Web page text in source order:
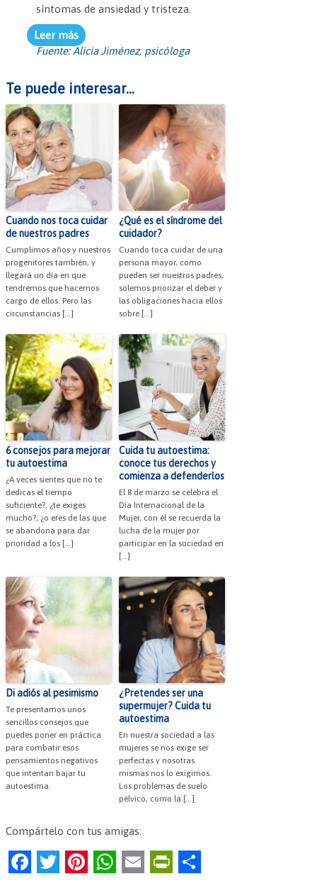
síntomas de ansiedad y tristeza.
Leer más
Fuente: Alicia Jiménez, psicóloga
Te puede interesar...
Cuando nos toca cuidar
de nuestros padres
Cumplimos años y nuestros
progenitores también, y
llegará un día en que
tendremos que hacernos
cargo de ellos. Pero las
circunstancias […]
¿Qué es el síndrome del
cuidador?
Cuando toca cuidar de una
persona mayor, como
pueden ser nuestros padres,
solemos priorizar el deber y
las obligaciones hacia ellos
sobre […]
6 consejos para mejorar
tu autoestima
¿A veces sientes que no te
dedicas el tiempo
suficiente?, ¿te exiges
mucho?, ¿o eres de las que
se abandona para dar
prioridad a los […]
Cuida tu autoestima:
conoce tus derechos y
comienza a defenderlos
El 8 de marzo se celebra el
Día Internacional de la
Mujer, con él se recuerda la
lucha de la mujer por
participar en la sociedad en
[…]
Di adiós al pesimismo
Te presentamos unos
sencillos consejos que
puedes poner en práctica
para combatir esos
pensamientos negativos
que intentan bajar tu
autoestima.
¿Pretendes ser una
supermujer? Cuida tu
autoestima
En nuestra sociedad a las
mujeres se nos exige ser
perfectas y nosotras
mismas nos lo exigimos.
Los problemas de suelo
pélvico, como la […]
Compártelo con tus amigas:
F
T
Pi
W
E
Pr